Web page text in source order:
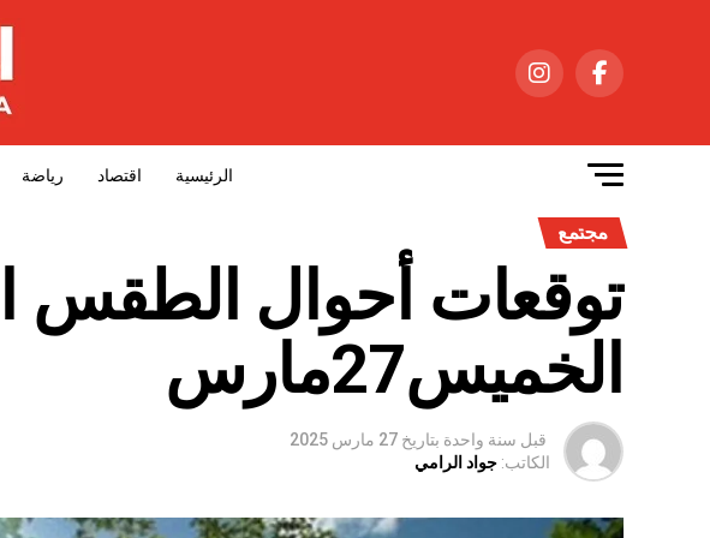
الرئيسية اقتصاد رياضة
مجتمع
توقعات أحوال الطقس
الخميس27مارس
قبل سنة واحدة بتاريخ 27 مارس 2025
الكاتب: جواد الرامي